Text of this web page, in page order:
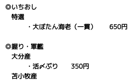
◎いちおし
特選
・大ぼたん海老（一貫） 650円
◎握り・軍艦
大分産
・活〆ぶり 350円
苫小牧産